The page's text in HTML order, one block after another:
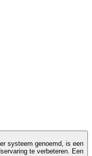
systeem genoemd, is een
te verbeteren. Een